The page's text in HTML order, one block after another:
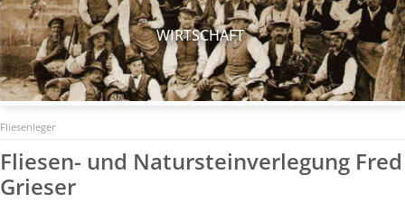
WIRTSCHAFT
Fliesenleger
Fliesen- und Natursteinverlegung Fred
Grieser